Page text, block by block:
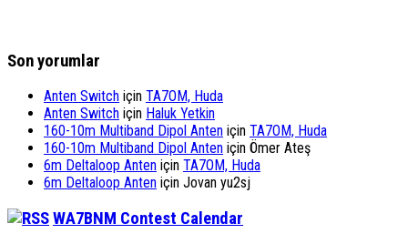
Son yorumlar
Anten Switch için TA7OM, Huda
Anten Switch için Haluk Yetkin
160-10m Multiband Dipol Anten için TA7OM, Huda
160-10m Multiband Dipol Anten için Ömer Ateş
6m Deltaloop Anten için TA7OM, Huda
6m Deltaloop Anten için Jovan yu2sj
WA7BNM Contest Calendar